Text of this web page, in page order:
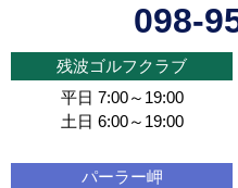
098-
残波ゴルフクラブ
平日 7:00～19:00
土日 6:00～19:00
パーラー岬